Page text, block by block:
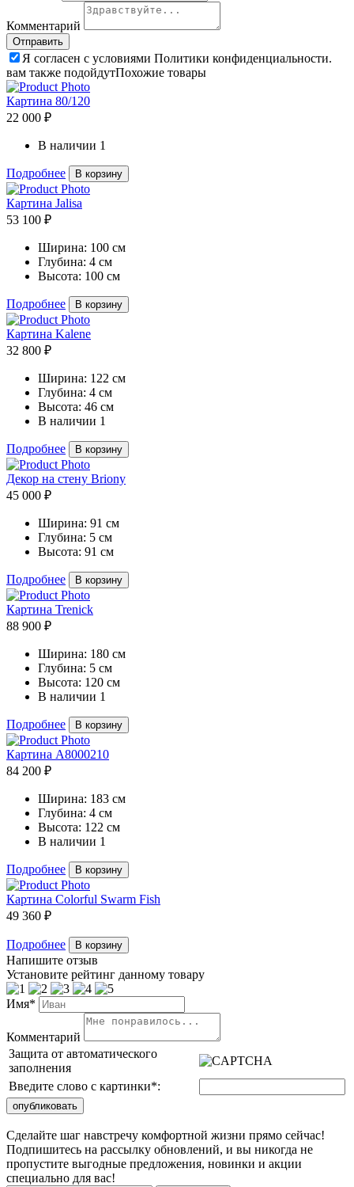
Комментарий
Я согласен с условиями Политики конфиденциальности.
вам также подойдутПохожие товары
Картина 80/120
22 000 ₽
В наличии 1
Подробнее В корзину
Картина Jalisa
53 100 ₽
Ширина: 100 см
Глубина: 4 см
Высота: 100 см
Подробнее В корзину
Картина Kalene
32 800 ₽
Ширина: 122 см
Глубина: 4 см
Высота: 46 см
В наличии 1
Подробнее В корзину
Декор на стену Briony
45 000 ₽
Ширина: 91 см
Глубина: 5 см
Высота: 91 см
Подробнее В корзину
Картина Trenick
88 900 ₽
Ширина: 180 см
Глубина: 5 см
Высота: 120 см
В наличии 1
Подробнее В корзину
Картина A8000210
84 200 ₽
Ширина: 183 см
Глубина: 4 см
Высота: 122 см
В наличии 1
Подробнее В корзину
Картина Colorful Swarm Fish
49 360 ₽
Подробнее В корзину
Напишите отзыв
Установите рейтинг данному товару
Имя*
Комментарий
Защита от автоматического
заполнения
Введите слово с картинки*:
Сделайте шаг навстречу комфортной жизни прямо сейчас!
Подпишитесь на рассылку обновлений, и вы никогда не
пропустите выгодные предложения, новинки и акции
специально для вас!